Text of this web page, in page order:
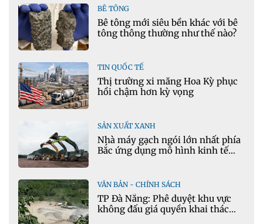
BÊ TÔNG
Bê tông mới siêu bền khác với bê
tông thông thường như thế nào?
TIN QUỐC TẾ
Thị trường xi măng Hoa Kỳ phục
hồi chậm hơn kỳ vọng
SẢN XUẤT XANH
Nhà máy gạch ngói lớn nhất phía
Bắc ứng dụng mô hình kinh tế
VĂN BẢN - CHÍNH SÁCH
TP Đà Nẵng: Phê duyệt khu vực
không đấu giá quyền khai thác